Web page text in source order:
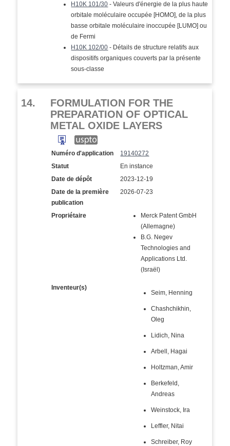
H10K 101/30 - Valeurs d'énergie de la plus haute
orbitale moléculaire occupée [HOMO], de la plus
basse orbitale moléculaire inoccupée [LUMO] ou
de Fermi
H10K 102/00 - Détails de structure relatifs aux
dispositifs organiques couverts par la présente
sous-classe
14.
FORMULATION FOR THE
PREPARATION OF OPTICAL
METAL OXIDE LAYERS
Numéro d'application
19140272
Statut
En instance
Date de dépôt
2023-12-19
Date de la première
publication
2026-07-23
Propriétaire
Merck Patent GmbH
(Allemagne)
B.G. Negev
Technologies and
Applications Ltd.
(Israël)
Inventeur(s)
Seim, Henning
Chashchikhin,
Oleg
Lidich, Nina
Arbell, Hagai
Holtzman, Amir
Berkefeld,
Andreas
Weinstock, Ira
Leffler, Nitai
Schreiber, Roy